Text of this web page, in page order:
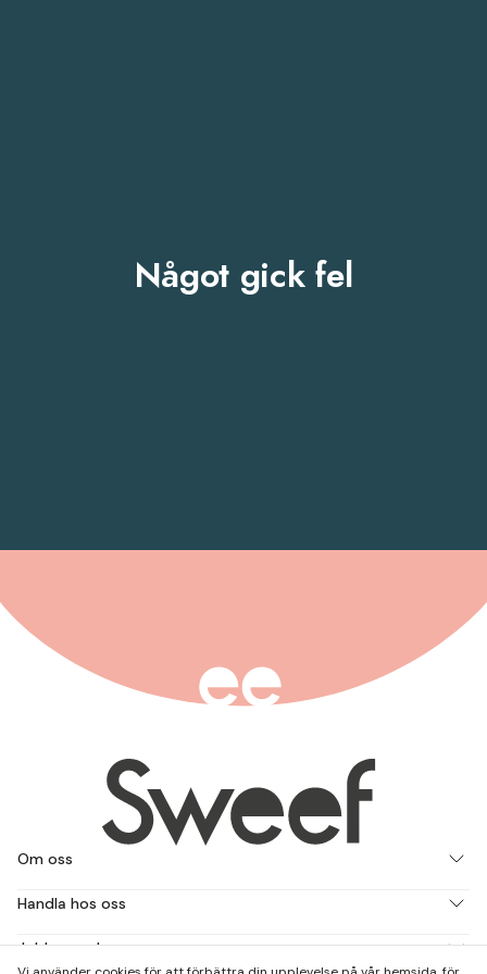
Något gick fel
Om oss
Handla hos oss
Jobba med oss